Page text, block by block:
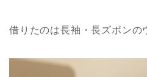
借りたのは長袖・長ズボンの